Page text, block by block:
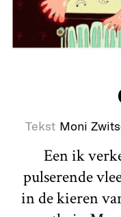
Tekst Moni
Een ik
pulserende
in de kieren